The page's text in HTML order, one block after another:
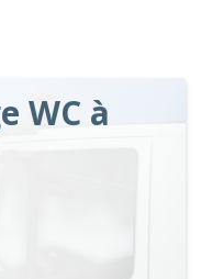
WC à